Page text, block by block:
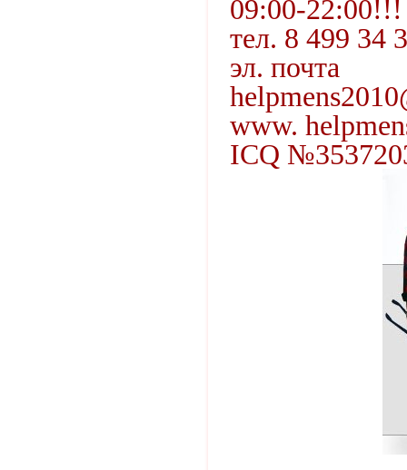
09:00-22:00!!!
тел. 8 499 34
эл. почта
www.
ICQ